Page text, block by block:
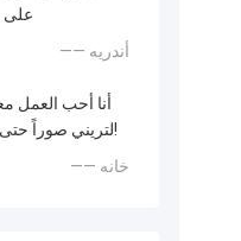
على
—— أندريه
أنا أحب العمل
لتريني صوراً حتى نتمكن من اتخاذ القرار بسرعة!
—— خانه